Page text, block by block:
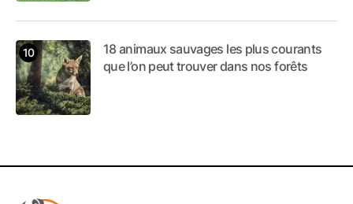
18 animaux sauvages les plus courants
que l’on peut trouver dans nos forêts